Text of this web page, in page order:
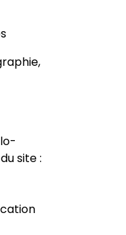
site :